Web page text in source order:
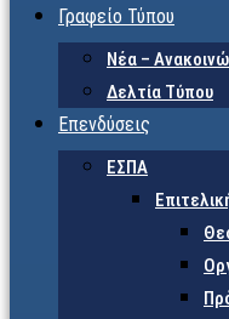
Γραφείο Τύπου
Νέα –
Δελτία Τύπου
Επενδύσεις
ΕΣΠΑ